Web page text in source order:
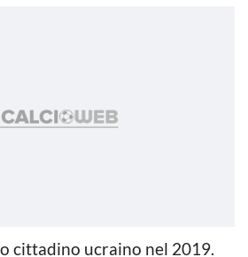
cittadino ucraino nel 2019.